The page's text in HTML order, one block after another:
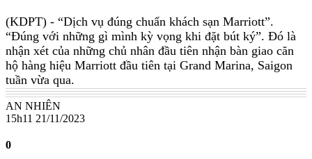
(KDPT) - “Dịch vụ đúng chuẩn khách sạn Marriott”.
“Đúng với những gì mình kỳ vọng khi đặt bút ký”. Đó là
nhận xét của những chủ nhân đầu tiên nhận bàn giao căn
hộ hàng hiệu Marriott đầu tiên tại Grand Marina, Saigon
tuần vừa qua.
AN NHIÊN
15h11 21/11/2023
0